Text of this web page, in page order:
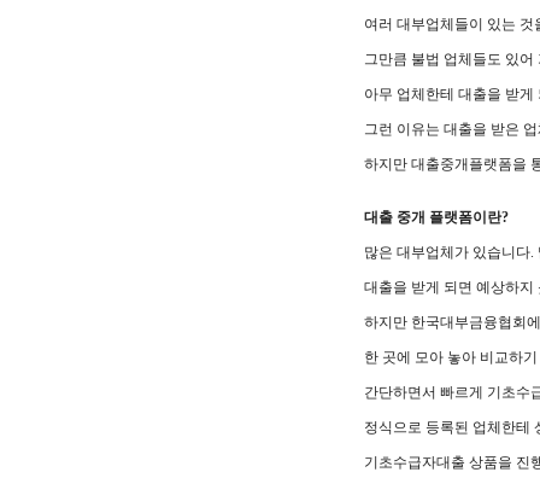
여러 대부업체들이 있는 것
그만큼 불법 업체들도 있
아무 업체한테 대출을 받
그런 이유는 대출을 받은
하지만 대출중개플랫폼을
대출 중개 플랫폼이란?
많은 대부업체가 있습니다
대출을 받게 되면 예상하지
하지만 한국대부금융협회
한 곳에 모아 놓아 비교하
간단하면서 빠르게 기초수
정식으로 등록된 업체한테
기초수급자대출 상품을 진